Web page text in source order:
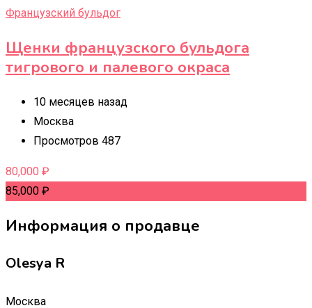
Французский бульдог
Щенки французского бульдога
тигрового и палевого окраса
10 месяцев назад
Москва
Просмотров 487
80,000 ₽
85,000 ₽
Информация о продавце
Olesya R
Москва